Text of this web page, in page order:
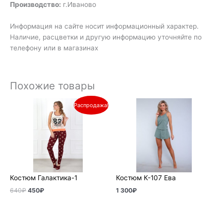
Производство: г.Иваново
Информация на сайте носит информационный характер.
Наличие, расцветки и другую информацию уточняйте по
телефону или в магазинах
Похожие товары
Распродажа!
Костюм Галактика-1
640₽
Первоначальная
составляла
450₽
Текущая
цена:
450₽.
Костюм К-107 Ева
1 300₽